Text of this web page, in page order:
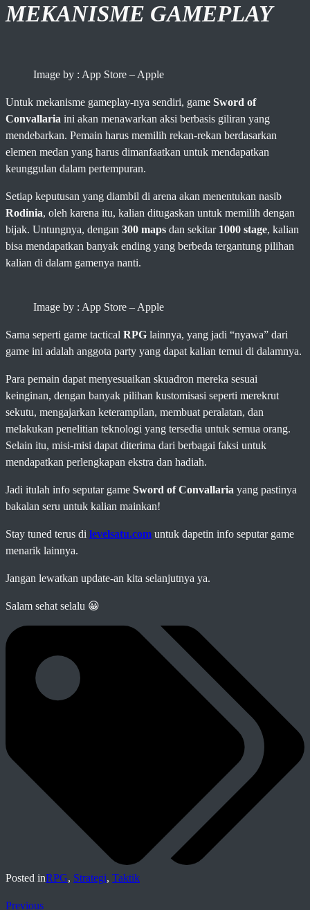
MEKANISME GAMEPLAY
Image by : App Store – Apple
Untuk mekanisme gameplay-nya sendiri, game Sword of
Convallaria ini akan menawarkan aksi berbasis giliran yang
mendebarkan. Pemain harus memilih rekan-rekan berdasarkan
elemen medan yang harus dimanfaatkan untuk mendapatkan
keunggulan dalam pertempuran.
Setiap keputusan yang diambil di arena akan menentukan nasib
Rodinia, oleh karena itu, kalian ditugaskan untuk memilih dengan
bijak. Untungnya, dengan 300 maps dan sekitar 1000 stage, kalian
bisa mendapatkan banyak ending yang berbeda tergantung pilihan
kalian di dalam gamenya nanti.
Image by : App Store – Apple
Sama seperti game tactical RPG lainnya, yang jadi “nyawa” dari
game ini adalah anggota party yang dapat kalian temui di dalamnya.
Para pemain dapat menyesuaikan skuadron mereka sesuai
keinginan, dengan banyak pilihan kustomisasi seperti merekrut
sekutu, mengajarkan keterampilan, membuat peralatan, dan
melakukan penelitian teknologi yang tersedia untuk semua orang.
Selain itu, misi-misi dapat diterima dari berbagai faksi untuk
mendapatkan perlengkapan ekstra dan hadiah.
Jadi itulah info seputar game Sword of Convallaria yang pastinya
bakalan seru untuk kalian mainkan!
Stay tuned terus di levelsatu.com untuk dapetin info seputar game
menarik lainnya.
Jangan lewatkan update-an kita selanjutnya ya.
Salam sehat selalu 😀
Posted inRPG, Strategi, Taktik
Previous